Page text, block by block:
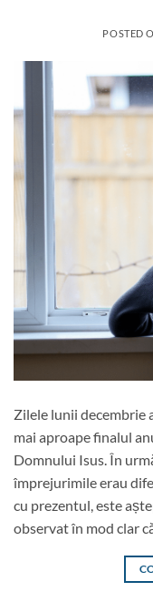
POSTED
Zilele lunii decembrie
mai aproape finalul
Domnului Isus. În
împrejurimile erau
cu prezentul, este
observat în mod clar